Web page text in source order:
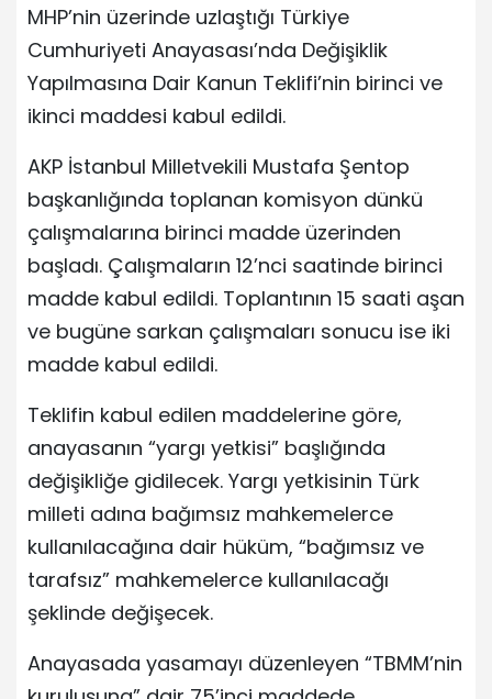
MHP’nin üzerinde uzlaştığı Türkiye
Cumhuriyeti Anayasası’nda Değişiklik
Yapılmasına Dair Kanun Teklifi’nin birinci ve
ikinci maddesi kabul edildi.
AKP İstanbul Milletvekili Mustafa Şentop
başkanlığında toplanan komisyon dünkü
çalışmalarına birinci madde üzerinden
başladı. Çalışmaların 12’nci saatinde birinci
madde kabul edildi. Toplantının 15 saati aşan
ve bugüne sarkan çalışmaları sonucu ise iki
madde kabul edildi.
Teklifin kabul edilen maddelerine göre,
anayasanın “yargı yetkisi” başlığında
değişikliğe gidilecek. Yargı yetkisinin Türk
milleti adına bağımsız mahkemelerce
kullanılacağına dair hüküm, “bağımsız ve
tarafsız” mahkemelerce kullanılacağı
şeklinde değişecek.
Anayasada yasamayı düzenleyen “TBMM’nin